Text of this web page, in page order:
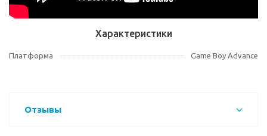
Характеристики
Платформа Game Boy Advance
Отзывы